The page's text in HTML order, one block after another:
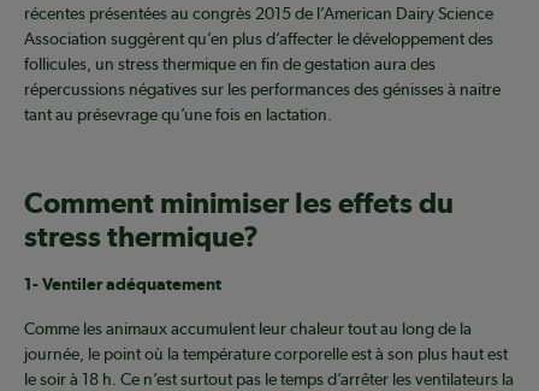
récentes présentées au congrès 2015 de l’American Dairy Science
Association suggèrent qu’en plus d’affecter le développement des
follicules, un stress thermique en fin de gestation aura des
répercussions négatives sur les performances des génisses à naitre
tant au présevrage qu’une fois en lactation.
Comment minimiser les effets du
stress thermique?
1- Ventiler adéquatement
Comme les animaux accumulent leur chaleur tout au long de la
journée, le point où la température corporelle est à son plus haut est
le soir à 18 h. Ce n’est surtout pas le temps d’arrêter les ventilateurs la